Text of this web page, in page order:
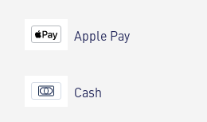
Apple Pay
Cash